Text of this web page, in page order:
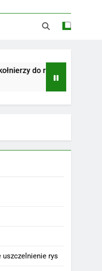
rur Radiotelefony
3 Miesiące Ago
rys